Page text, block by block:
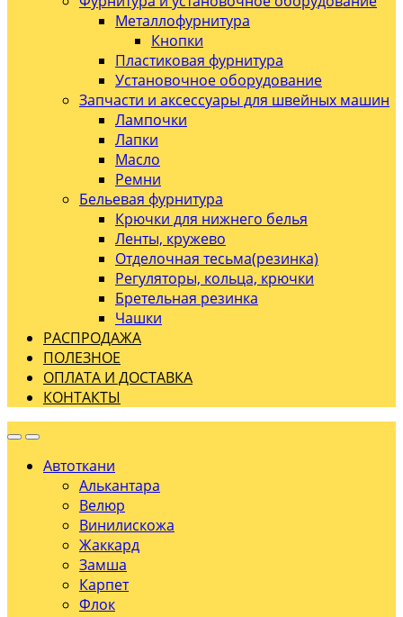
Металлофурнитура
Кнопки
Пластиковая фурнитура
Установочное оборудование
Запчасти и аксессуары для швейных машин
Лампочки
Лапки
Масло
Ремни
Бельевая фурнитура
Крючки для нижнего белья
Ленты, кружево
Отделочная тесьма(резинка)
Регуляторы, кольца, крючки
Бретельная резинка
Чашки
РАСПРОДАЖА
ПОЛЕЗНОЕ
ОПЛАТА И ДОСТАВКА
КОНТАКТЫ
Автоткани
Алькантара
Велюр
Винилискожа
Жаккард
Замша
Карпет
Флок